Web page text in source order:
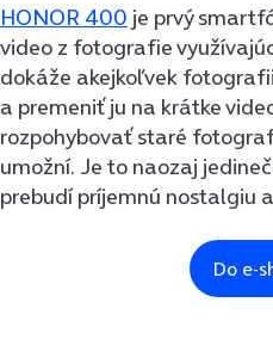
HONOR 400 je prvý
video z fotografie
dokáže akejkoľvek
a premeniť ju na krátke
rozpohybovať staré
umožní. Je to naozaj
prebudí príjemnú nostalgiu